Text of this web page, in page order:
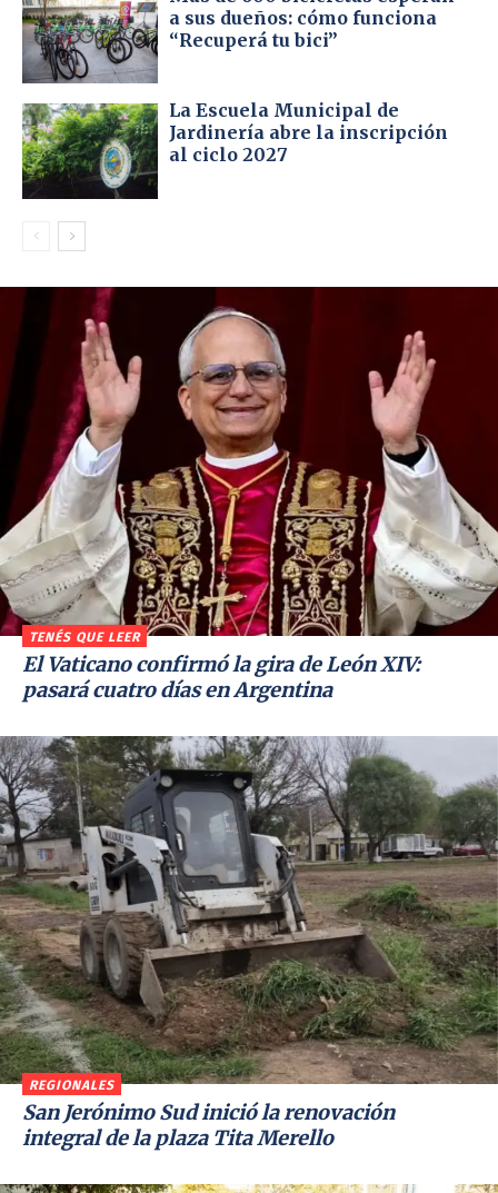
a sus dueños: cómo funciona
“Recuperá tu bici”
La Escuela Municipal de
Jardinería abre la inscripción
al ciclo 2027
TENÉS QUE LEER
El Vaticano confirmó la gira de León XIV:
pasará cuatro días en Argentina
REGIONALES
San Jerónimo Sud inició la renovación
integral de la plaza Tita Merello